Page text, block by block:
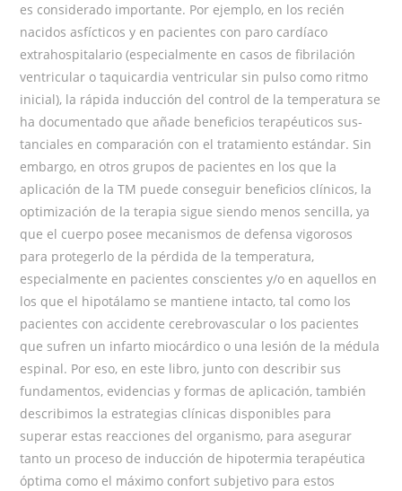
es considerado importante. Por ejemplo, en los recién
nacidos asfícticos y en pacientes con paro cardíaco
extrahospitalario (especialmente en casos de fibrilación
ventricular o taquicar­dia ventricular sin pulso como ritmo
inicial), la rápida inducción del control de la temperatura se
ha documentado que añade beneficios terapéuticos sus­
tanciales en comparación con el tratamiento estándar. Sin
embargo, en otros grupos de pacientes en los que la
aplicación de la TM puede conseguir benefi­cios clínicos, la
optimización de la terapia sigue siendo menos sencilla, ya
que el cuerpo posee mecanismos de defensa vigorosos
para protegerlo de la pérdida de la temperatura,
especialmente en pacientes conscientes y/o en aquellos en
los que el hipotálamo se mantiene intacto, tal como los
pacientes con accidente cerebrovascular o los pacientes
que sufren un infarto miocárdico o una lesión de la médula
espinal. Por eso, en este libro, junto con describir sus
fundamen­tos, evidencias y formas de aplicación, también
describimos la estrategias clíni­cas disponibles para
superar estas reacciones del organismo, para asegurar
tanto un proceso de inducción de hipotermia terapéutica
óptima como el máximo confort subjetivo para estos